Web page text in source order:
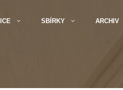
SBÍRKY ARCHIV